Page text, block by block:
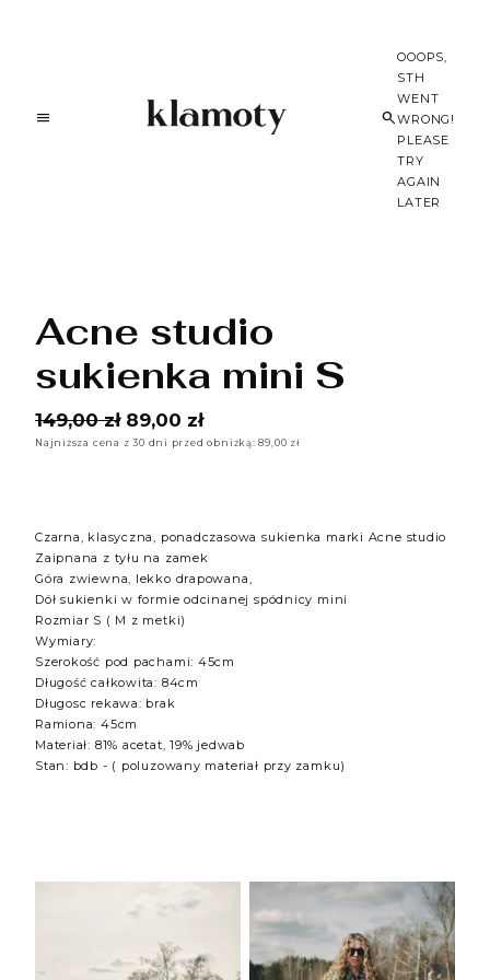
OOOPS,
STH
WENT
WRONG!
PLEASE
TRY
AGAIN
LATER
Acne studio
sukienka mini S
149,00 zł89,00 zł
Najniższa cena z 30 dni przed obniżką: 89,00 zł
Czarna, klasyczna, ponadczasowa sukienka marki Acne studio
Zaipnana z tyłu na zamek
Góra zwiewna, lekko drapowana,
Dół sukienki w formie odcinanej spódnicy mini
Rozmiar S ( M z metki)
Wymiary:
Szerokość pod pachami: 45cm
Długość całkowita: 84cm
Długosc rekawa: brak
Ramiona: 45cm
Materiał: 81% acetat, 19% jedwab
Stan: bdb - ( poluzowany materiał przy zamku)